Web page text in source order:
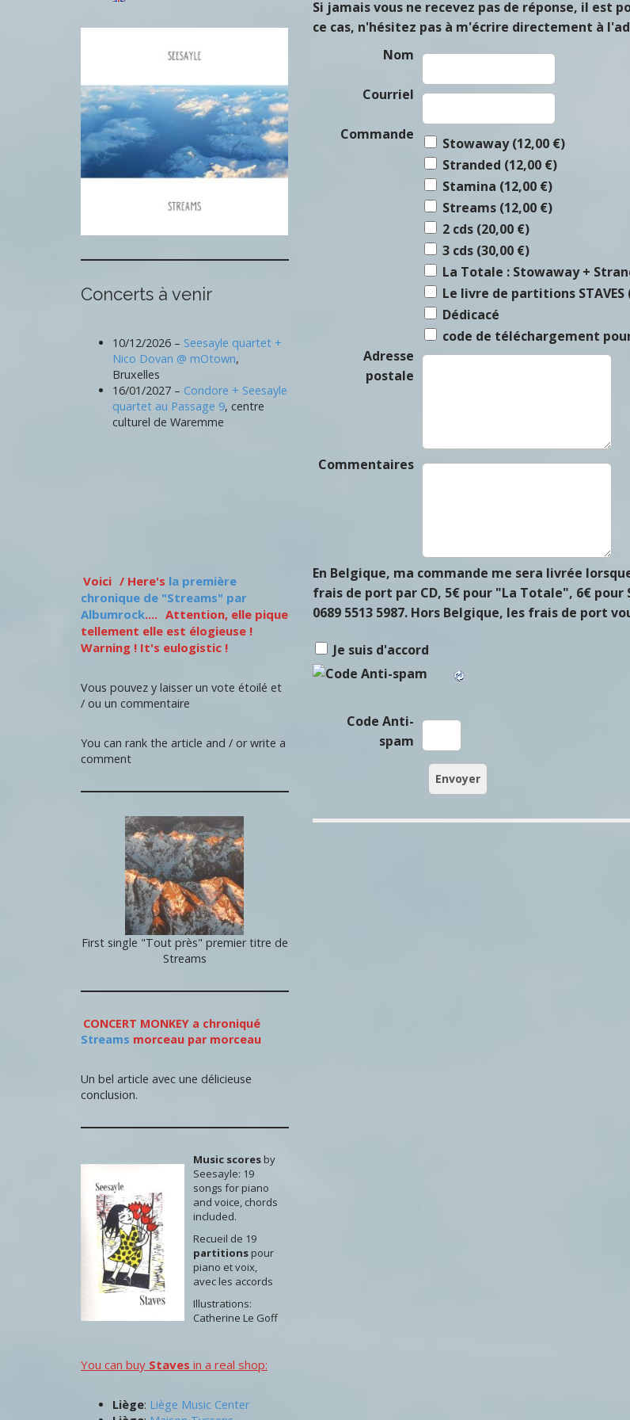
Si jamais vous ne recevez pas de réponse, il est
ce cas, n'hésitez pas à m'écrire directement à
Nom
Courriel
Commande
Stowaway (12,00 €)
Stranded (12,00 €)
Stamina (12,00 €)
Streams (12,00 €)
2 cds (20,00 €)
3 cds (30,00 €)
La Totale : Stowaway +
Le livre de partitions STAVES
Dédicacé
code de téléchargement
Adresse
postale
Commentaires
En Belgique, ma commande me sera livrée
frais de port par CD, 5€ pour "La Totale", 6€ pour
0689 5513 5987. Hors Belgique, les frais de port
Je suis d'accord
Code Anti-
spam
Concerts à venir
10/12/2026 – Seesayle quartet +
Nico Dovan @ mOtown,
Bruxelles
16/01/2027 – Condore + Seesayle
quartet au Passage 9, centre
culturel de Waremme
Voici / Here's la première
chronique de "Streams" par
Albumrock.... Attention, elle pique
tellement elle est élogieuse !
Warning ! It's eulogistic !
Vous pouvez y laisser un vote étoilé et
/ ou un commentaire
You can rank the article and / or write a
comment
First single "Tout près" premier titre de
Streams
CONCERT MONKEY a chroniqué
Streams morceau par morceau
Un bel article avec une délicieuse
conclusion.
Music scoresby
Seesayle: 19
songs for piano
and voice, chords
included.
Recueil de 19
partitionspour
piano et voix,
avec les accords
Illustrations:
Catherine Le Goff
You can buy Staves in a real shop:
Liège: Liège Music Center